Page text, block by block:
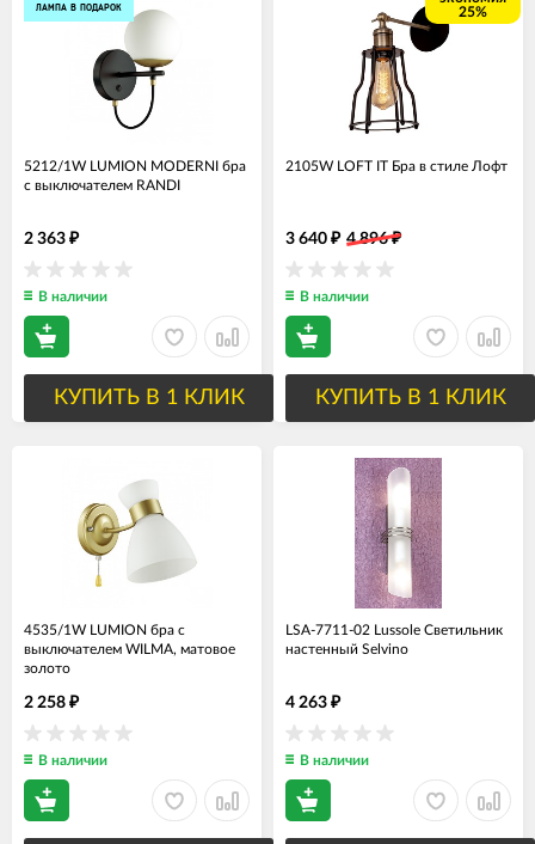
ЛАМПА В ПОДАРОК
5212/1W LUMION MODERNI бра
с выключателем RANDI
2 363 ₽
В наличии
КУПИТЬ В 1 КЛИК
25%
2105W LOFT IT Бра в стиле Лофт
3 640 ₽ 4 896₽
В наличии
КУПИТЬ В 1 КЛИК
4535/1W LUMION бра с
выключателем WILMA, матовое
золото
2 258 ₽
В наличии
LSA-7711-02 Lussole Светильник
настенный Selvino
4 263 ₽
В наличии